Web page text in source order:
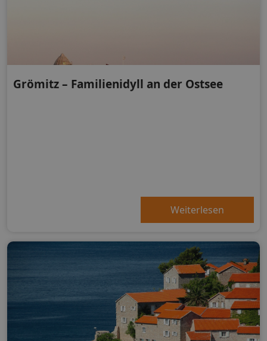
Grömitz – Familienidyll an der Ostsee
Weiterlesen